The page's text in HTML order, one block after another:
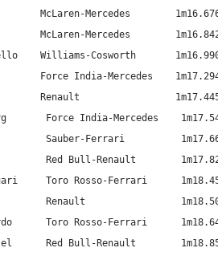
McLaren-Mercedes
McLaren-Mercedes
Williams-Cosworth
Force India-Mercedes
Renault
Force India-Mercedes
Sauber-Ferrari
Red Bull-Renault
Toro Rosso-Ferrari
Renault
Toro Rosso-Ferrari
Red Bull-Renault